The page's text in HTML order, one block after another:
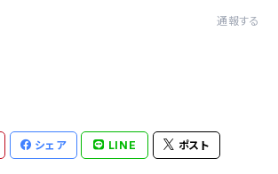
通報する
シェア LINE ポスト